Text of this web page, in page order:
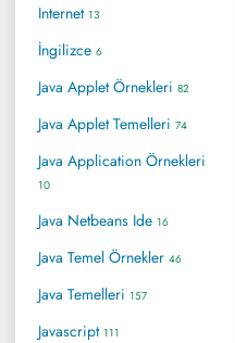
Internet 13
İngilizce 6
Java Applet Örnekleri 82
Java Applet Temelleri 74
Java Application Örnekleri
10
Java Netbeans Ide 16
Java Temel Örnekler 46
Java Temelleri 157
Javascript 111